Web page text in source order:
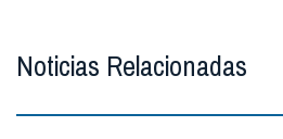
Noticias Relacionadas